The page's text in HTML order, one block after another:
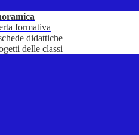
formativa
didattiche
delle classi